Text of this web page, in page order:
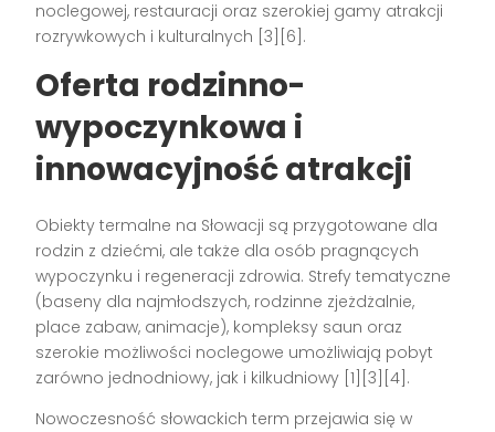
noclegowej, restauracji oraz szerokiej gamy atrakcji
rozrywkowych i kulturalnych [3][6] .
Oferta rodzinno-
wypoczynkowa i
innowacyjność atrakcji
Obiekty termalne na Słowacji są przygotowane dla
rodzin z dziećmi, ale także dla osób pragnących
wypoczynku i regeneracji zdrowia. Strefy tematyczne
(baseny dla najmłodszych, rodzinne zjeżdżalnie,
place zabaw, animacje), kompleksy saun oraz
szerokie możliwości noclegowe umożliwiają pobyt
zarówno jednodniowy, jak i kilkudniowy [1][3][4] .
Nowoczesność słowackich term przejawia się w